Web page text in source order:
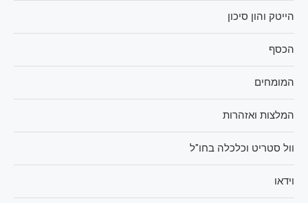
הייטק והון סיכון
הכסף
המומחים
המלצות ואזהרות
וול סטריט וכלכלה בחו"ל
וידאו